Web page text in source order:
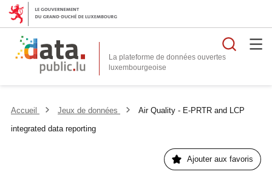
La plateforme de données ouvertes
Accueil Jeux de données
Air Quality - E-PRTR and LCP
integrated data reporting
Ajouter aux favoris